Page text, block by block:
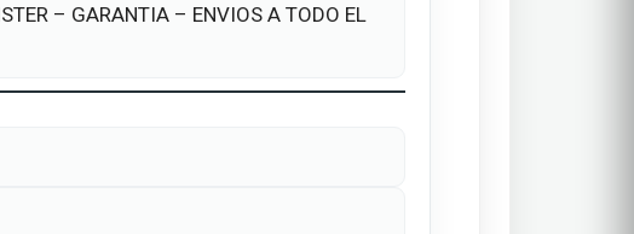
– GARANTIA – ENVIOS A TODO EL